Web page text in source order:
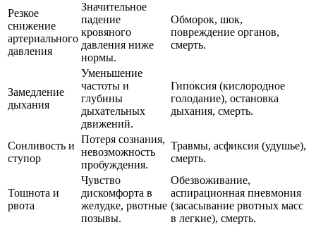
Резкое
снижение
артериального
давления
Значительное
падение
кровяного
давления ниже
нормы.
Обморок, шок,
повреждение органов,
смерть.
Замедление
дыхания
Уменьшение
частоты и
глубины
дыхательных
движений.
Гипоксия (кислородное
голодание), остановка
дыхания, смерть.
Сонливость и
ступор
Потеря сознания,
невозможность
пробуждения.
Травмы, асфиксия (удушье),
смерть.
Тошнота и
рвота
Чувство
дискомфорта в
желудке, рвотные
позывы.
Обезвоживание,
аспирационная пневмония
(засасывание рвотных масс
в легкие), смерть.